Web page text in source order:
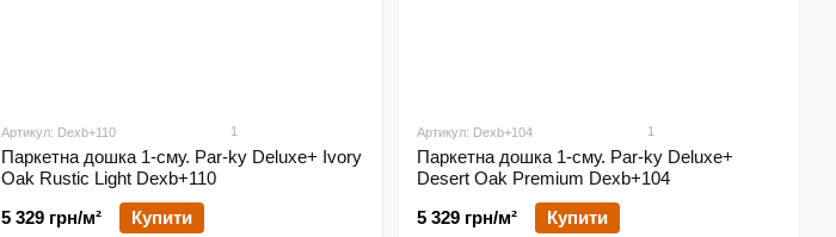
Артикул: Dexb+110 1
Паркетна дошка 1-сму. Par-ky Deluxe+ Ivory
Oak Rustic Light Dexb+110
5 329 грн/м²
Купити
Артикул: Dexb+104 1
Паркетна дошка 1-сму. Par-ky Deluxe+
Desert Oak Premium Dexb+104
5 329 грн/м²
Купити